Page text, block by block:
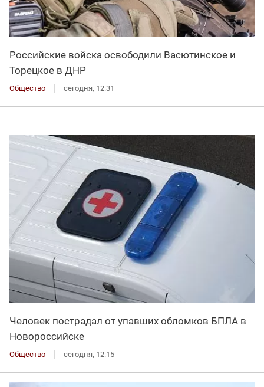
Российские войска освободили Васютинское и
Торецкое в ДНР
Общество сегодня, 12:31
Человек пострадал от упавших обломков БПЛА в
Новороссийске
Общество сегодня, 12:15